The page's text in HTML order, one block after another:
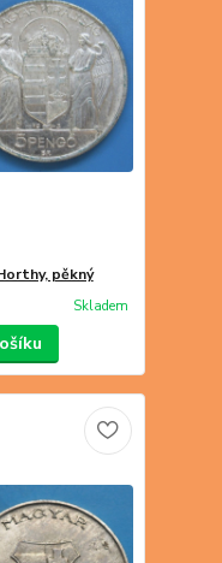
pěkný
Skladem